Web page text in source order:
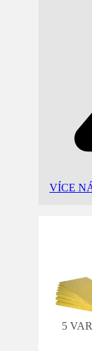
VÍCE
5